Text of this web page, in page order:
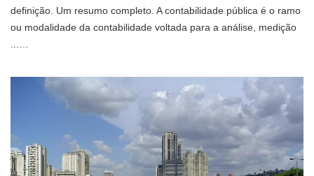
definição. Um resumo completo. A contabilidade pública é o ramo
ou modalidade da contabilidade voltada para a análise, medição